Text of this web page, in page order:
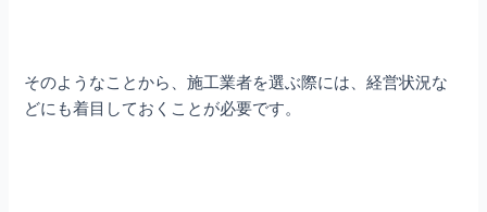
そのようなことから、施工業者を選ぶ際には、経営状況な
どにも着目しておくことが必要です。